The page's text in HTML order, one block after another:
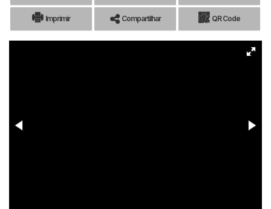
Imprimir Compartilhar QR Code